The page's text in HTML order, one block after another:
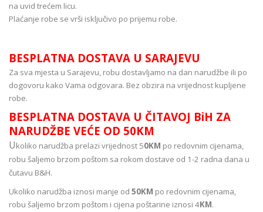
na uvid trećem licu.
Plaćanje robe se vrši isključivo po prijemu robe.
BESPLATNA DOSTAVA U SARAJEVU
Za sva mjesta u Sarajevu, robu dostavljamo na dan narudžbe ili po
dogovoru kako Vama odgovara. Bez obzira na vrijednost kupljene
robe.
BESPLATNA DOSTAVA U ČITAVOJ BiH ZA
NARUDŽBE VEĆE OD 50KM
Ukoliko narudžba prelazi vrijednost 50KM po redovnim cijenama,
robu šaljemo brzom poštom sa rokom dostave od 1-2 radna dana u
čutavu B&H.
Ukoliko narudžba iznosi manje od 50KM po redovnim cijenama,
robu šaljemo brzom poštom i cijena poštarine iznosi 4KM.